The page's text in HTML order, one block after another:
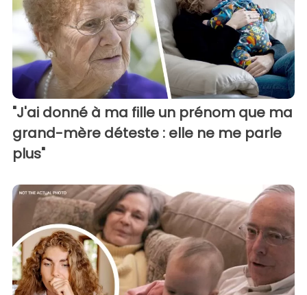
"J'ai donné à ma fille un prénom que ma
grand-mère déteste : elle ne me parle
plus"